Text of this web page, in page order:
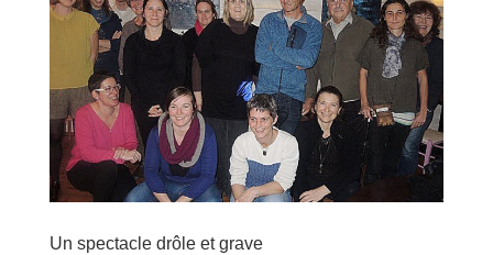
Un spectacle drôle et grave